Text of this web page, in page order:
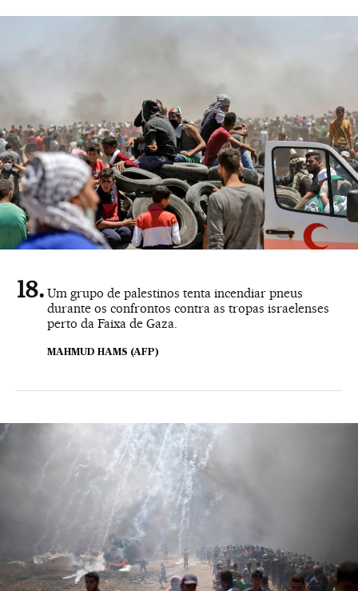
Um grupo de palestinos tenta incendiar pneus
durante os confrontos contra as tropas israelenses
perto da Faixa de Gaza.
MAHMUD HAMS (AFP)